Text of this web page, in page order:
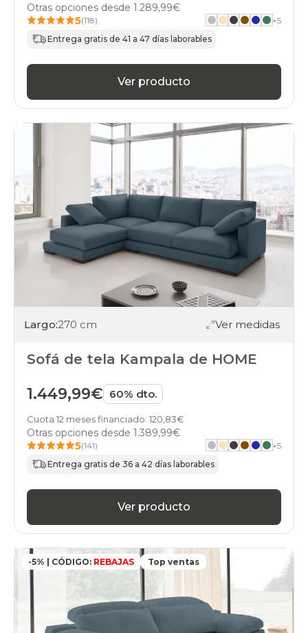
Otras opciones desde 1.289,99€
5(118) +5
Entrega gratis de 41 a 47 días laborables
Ver producto
Largo:270 cm Ver medidas
Sofá de tela Kampala de HOME
1.449,99€ 60% dto.
Cuota 12 meses financiado: 120,83€
Otras opciones desde 1.389,99€
5(141) +5
Entrega gratis de 36 a 42 días laborables
Ver producto
-5% | CÓDIGO: REBAJAS Top ventas